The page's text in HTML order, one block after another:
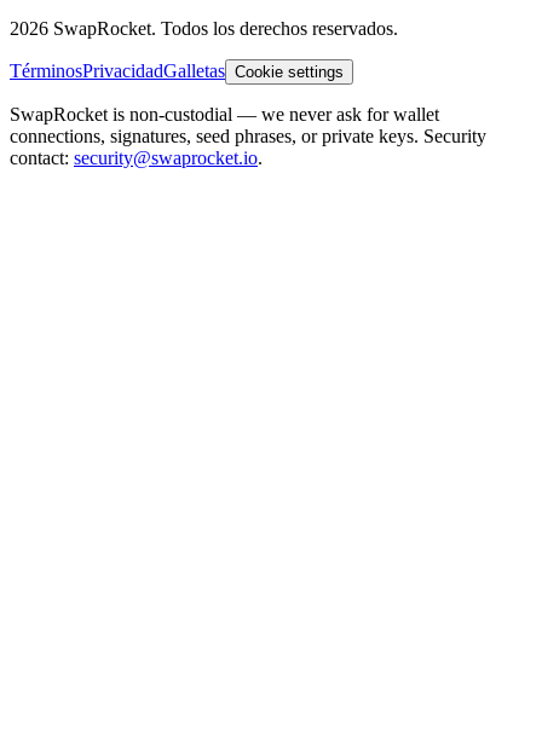
2026 SwapRocket. Todos los derechos reservados.
TérminosPrivacidadGalletas Cookie settings
SwapRocket is non-custodial — we never ask for wallet
connections, signatures, seed phrases, or private keys. Security
contact: security@swaprocket.io.